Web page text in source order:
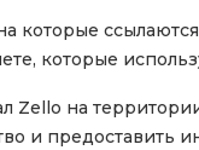
которые
которые
Zello на
и предоставить